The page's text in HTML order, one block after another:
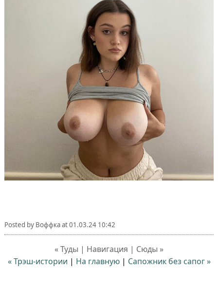
Posted by Воффкаat01.03.24 10:42
« Туды | Навигация | Сюды »
« Трэш-истории | На главную| Сапожник без сапог »